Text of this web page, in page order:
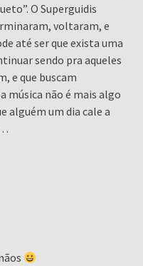
O Superguidis
voltaram, e
até ser que exista uma
sendo pra aqueles
e que buscam
música não é mais algo
alguém um dia cale a